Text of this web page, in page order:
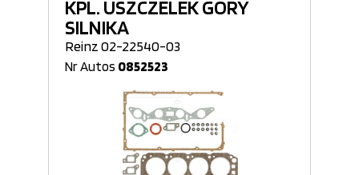
KPL. USZCZELEK GÓRY
SILNIKA
Reinz 02-22540-03
Nr Autos 0852523